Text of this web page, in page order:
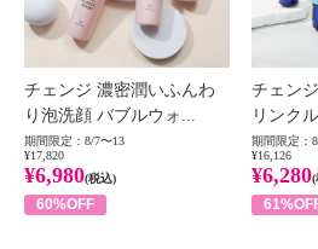
チェンジ 濃密潤いふんわ
り泡洗顔 バブルウォ...
期間限定：8/7〜13
¥17,820
¥6,980(税込)
60%OFF
チェン
リンク
期間限定：
¥16,126
¥6,280(